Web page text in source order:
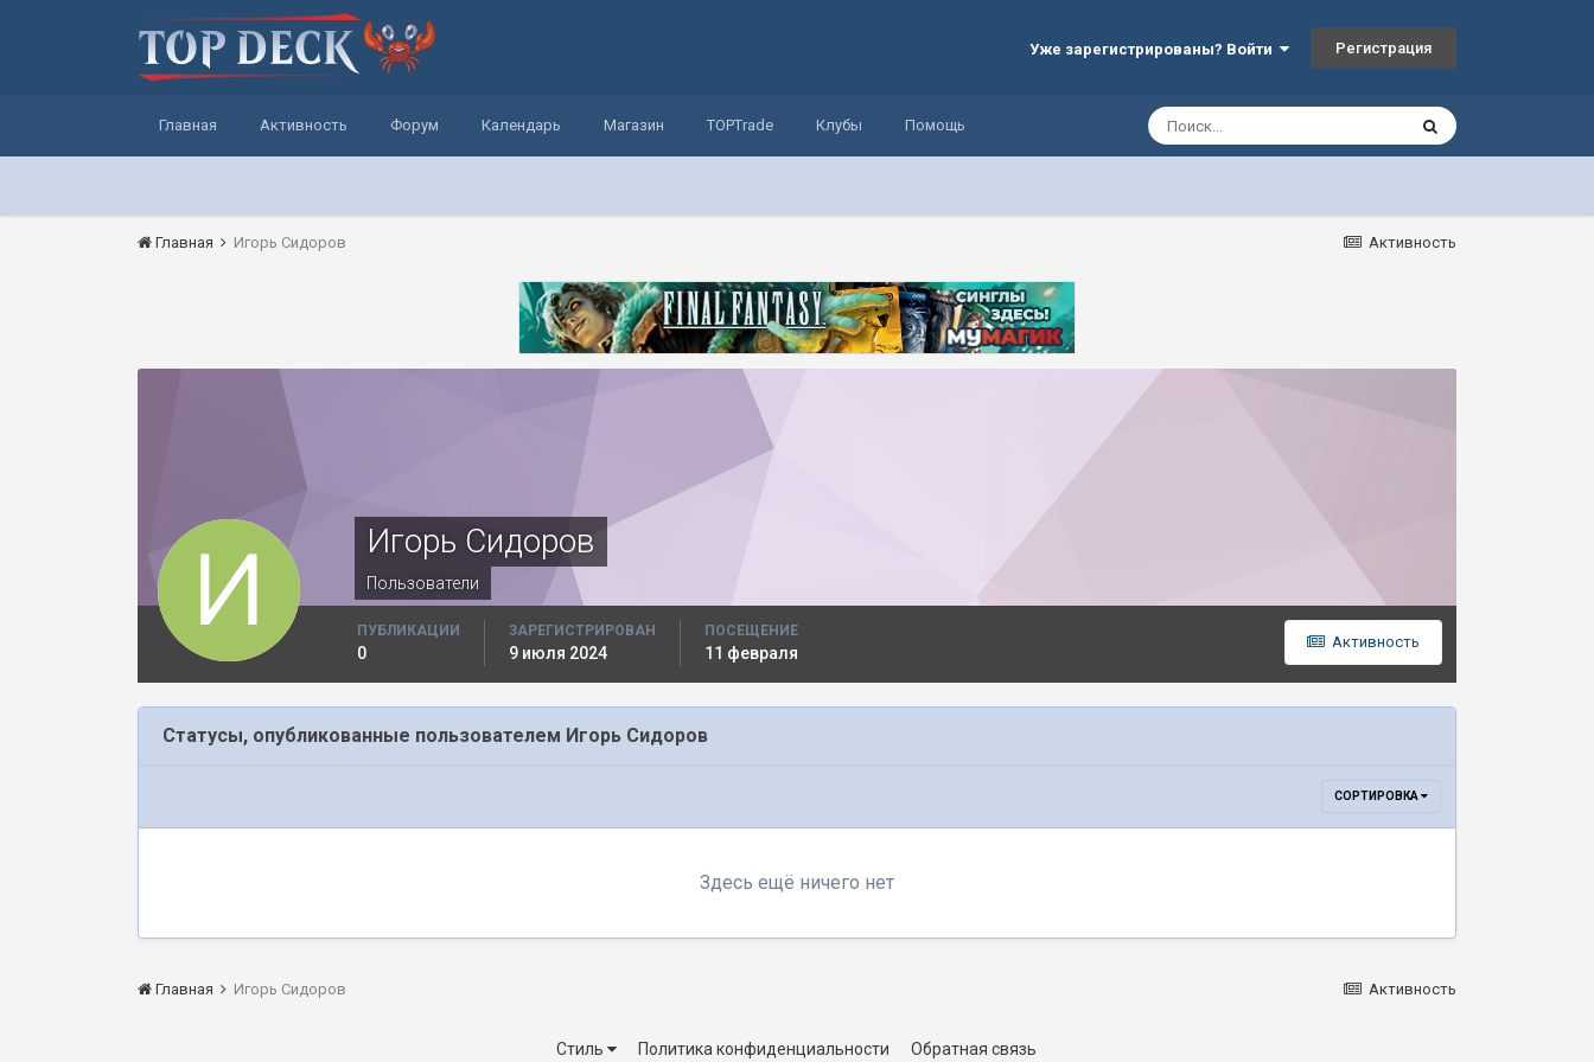
Уже зарегистрированы? Войти Регистрация
Главная Активность Форум Календарь Магазин TOPTrade Клубы Помощь
Активность
Главная Игорь Сидоров
Игорь Сидоров
Пользователи
Активность
ПУБЛИКАЦИИ
0
ЗАРЕГИСТРИРОВАН
9 июля 2024
ПОСЕЩЕНИЕ
11 февраля
Статусы, опубликованные пользователем Игорь Сидоров
СОРТИРОВКА
Здесь ещё ничего нет
Активность
Главная Игорь Сидоров
Стиль Политика конфиденциальности Обратная связь